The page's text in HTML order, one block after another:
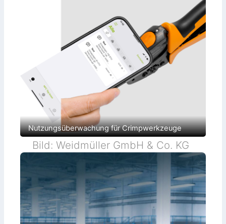
Nutzungsüberwachung für Crimpwerkzeuge
Bild: Weidmüller GmbH & Co. KG